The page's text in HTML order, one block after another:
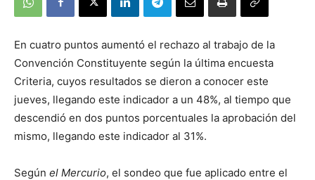
En cuatro puntos aumentó el rechazo al trabajo de la
Convención Constituyente según la última encuesta
Criteria, cuyos resultados se dieron a conocer este
jueves, llegando este indicador a un 48%, al tiempo que
descendió en dos puntos porcentuales la aprobación del
mismo, llegando este indicador al 31%.
Según el Mercurio, el sondeo que fue aplicado entre el